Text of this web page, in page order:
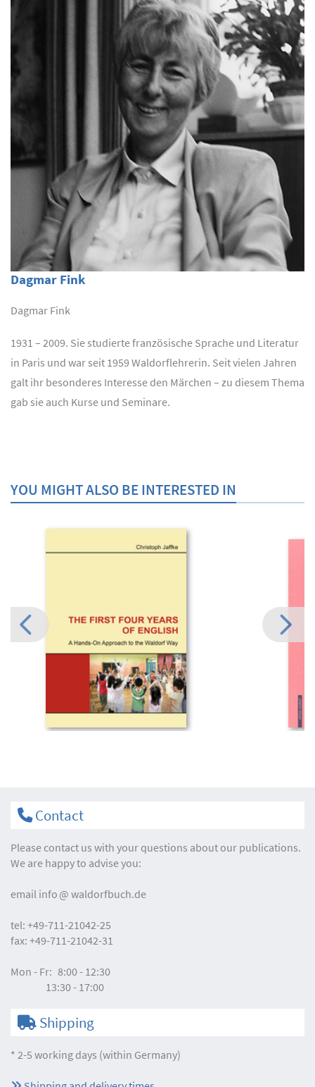
Dagmar Fink
Dagmar Fink
1931 – 2009. Sie studierte französische Sprache und Literatur
in Paris und war seit 1959 Waldorflehrerin. Seit vielen Jahren
galt ihr besonderes Interesse den Märchen – zu diesem Thema
gab sie auch Kurse und Seminare.
YOU MIGHT ALSO BE INTERESTED IN
Contact
Please contact us with your questions about our publications.
We are happy to advise you:
email info waldorfbuch.de
tel: +49-711-21042-25
fax: +49-711-21042-31
Mon - Fr: 8:00 - 12:30
13:30 - 17:00
Shipping
* 2-5 working days (within Germany)